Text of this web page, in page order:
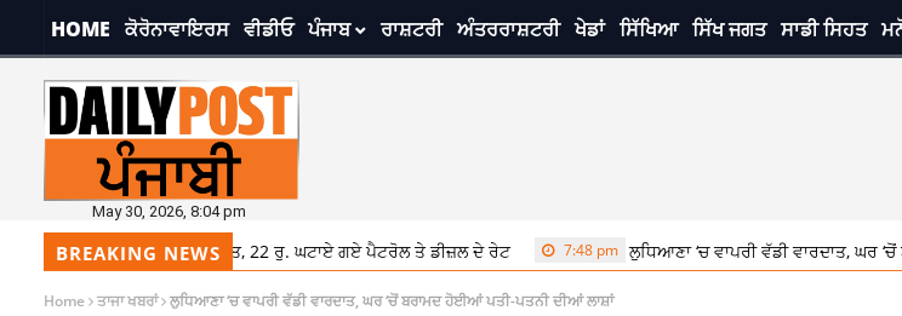
HOME ਕੋਰੋਨਾਵਾਇਰਸ ਵੀਡੀਓ ਪੰਜਾਬ ਰਾਸ਼ਟਰੀ ਅੰਤਰਰਾਸ਼ਟਰੀ ਖੇਡਾਂ ਸਿੱਖਿਆ ਸਿੱਖ ਜਗਤ ਸਾਡੀ ਸਿਹਤ
May 30, 2026, 8:04 pm
BREAKING NEWS
ਗਈ ਵੱਡੀ ਰਾਹਤ, 22 ਰੁ. ਘਟਾਏ ਗਏ ਪੈਟਰੋਲ ਤੇ ਡੀਜ਼ਲ ਦੇ ਰੇਟ 7:48 pm ਲੁਧਿਆਣਾ ‘ਚ ਵਾਪਰੀ ਵੱਡੀ ਵਾਰਦਾਤ, ਘਰ ‘ਚੋਂ ਬਰਾਮਦ ਹੋਈਆਂ
Home ਤਾਜਾ ਖਬਰਾਂ ਲੁਧਿਆਣਾ ‘ਚ ਵਾਪਰੀ ਵੱਡੀ ਵਾਰਦਾਤ, ਘਰ ‘ਚੋਂ ਬਰਾਮਦ ਹੋਈਆਂ ਪਤੀ-ਪਤਨੀ ਦੀਆਂ ਲਾਸ਼ਾਂ